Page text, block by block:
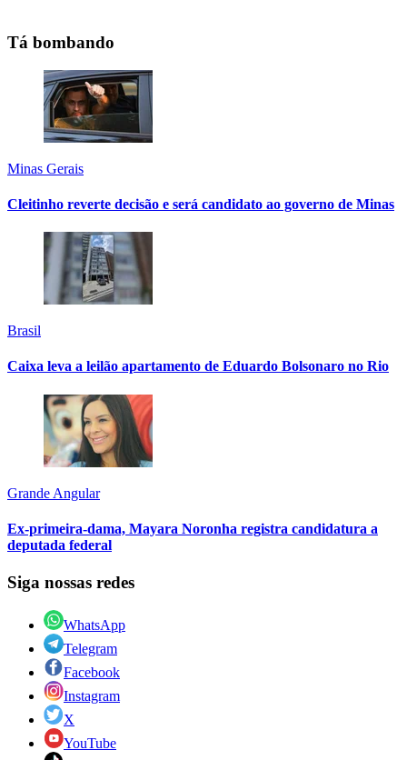
Tá bombando
Minas Gerais
Cleitinho reverte decisão e será candidato ao governo de Minas
Brasil
Caixa leva a leilão apartamento de Eduardo Bolsonaro no Rio
Grande Angular
Ex-primeira-dama, Mayara Noronha registra candidatura a
deputada federal
Siga nossas redes
WhatsApp
Telegram
Facebook
Instagram
X
YouTube